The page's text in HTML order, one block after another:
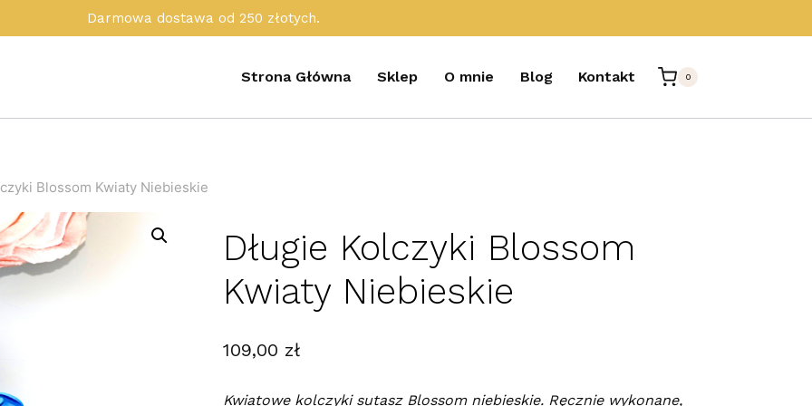
Darmowa dostawa od 250 złotych.
Strona Główna Sklep O mnie Blog Kontakt 0
Blossom Kwiaty Niebieskie
Długie Kolczyki Blossom
Kwiaty Niebieskie
109,00 zł
Kwiatowe kolczyki sutasz Blossom niebieskie. Ręcznie wykonane,